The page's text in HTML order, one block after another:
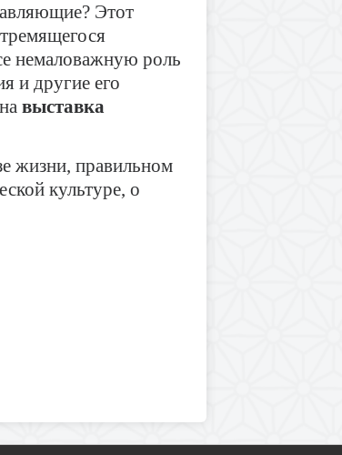
Этот
немаловажную роль
и другие его
выставка
жизни, правильном
культуре, о